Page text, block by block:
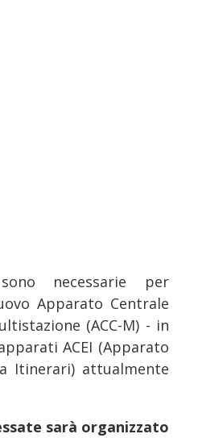
necessarie per
Apparato Centrale
(ACC-M) - in
ACEI (Apparato
Itinerari) attualmente
sarà organizzato